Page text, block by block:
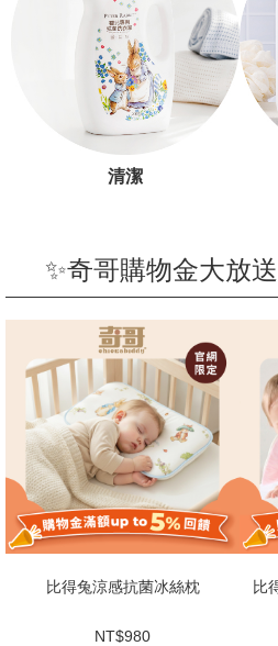
清潔
✨奇哥購物金大放
比得兔涼感抗菌冰絲枕
NT$980
比